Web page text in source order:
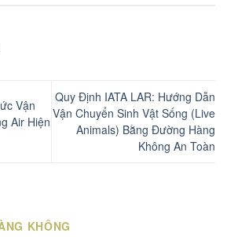
Vận
Air Hiện
Quy Định IATA LAR: Hướng Dẫn
Vận Chuyển Sinh Vật Sống (Live
Animals) Bằng Đường Hàng
Không An Toàn
KHÔNG